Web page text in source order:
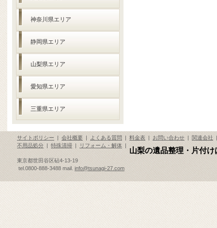
神奈川県エリア
静岡県エリア
山梨県エリア
愛知県エリア
三重県エリア
サイトポリシー | 会社概要 | よくある質問 | 料金表 | お問い合わせ | 関連会社
不用品処分| 特殊清掃 | リフォーム・解体 |
山梨の遺品整理・片付
東京都世田谷区砧4-13-19
tel.0800-888-3488 mail. info@tsunagi-27.com